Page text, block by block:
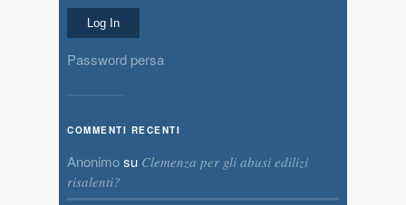
Password persa
COMMENTI RECENTI
Anonimosu Clemenza per gli abusi edilizi
risalenti?